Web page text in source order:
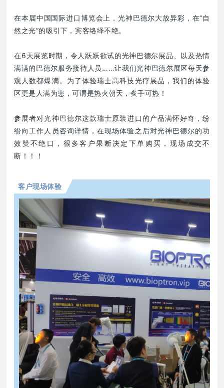
在本届中国国际进口博览会上，光神巴德尔大放异彩，在“自
然之光”的吸引下，宾客络绎不绝。
在6天展览时期，令人跃跃欲试的光神巴德尔展品、以及热情
满满的巴德尔服务接待人员……让我们光神巴德尔展区每天参
观人数都爆满。为了体验瑞士高科技光疗展品，我们的体验
区更是人满为患，可谓是热火朝天，炙手可热！
参展者对光神巴德尔这款瑞士原装进口的产品满怀好奇，纷
纷向工作人员咨询详情，在现场体验之后对光神巴德尔的功
效赞不绝口，很多客户果断决定下单购买，现场成交不
断！！！
客户现场体验